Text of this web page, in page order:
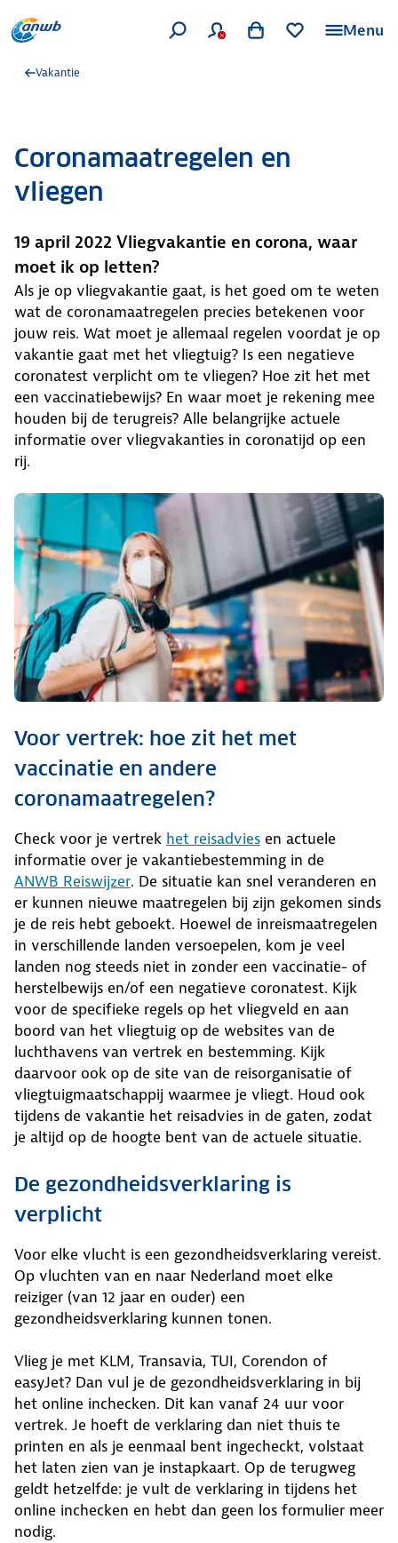
Menu
Vakantie
Coronamaatregelen en
vliegen
19 april 2022 Vliegvakantie en corona, waar
moet ik op letten?
Als je op vliegvakantie gaat, is het goed om te weten
wat de coronamaatregelen precies betekenen voor
jouw reis. Wat moet je allemaal regelen voordat je op
vakantie gaat met het vliegtuig? Is een negatieve
coronatest verplicht om te vliegen? Hoe zit het met
een vaccinatiebewijs? En waar moet je rekening mee
houden bij de terugreis? Alle belangrijke actuele
informatie over vliegvakanties in coronatijd op een
rij.
Voor vertrek: hoe zit het met
vaccinatie en andere
coronamaatregelen?
Check voor je vertrek het reisadvies en actuele
informatie over je vakantiebestemming in de
ANWB Reiswijzer. De situatie kan snel veranderen en
er kunnen nieuwe maatregelen bij zijn gekomen sinds
je de reis hebt geboekt. Hoewel de inreismaatregelen
in verschillende landen versoepelen, kom je veel
landen nog steeds niet in zonder een vaccinatie- of
herstelbewijs en/of een negatieve coronatest. Kijk
voor de specifieke regels op het vliegveld en aan
boord van het vliegtuig op de websites van de
luchthavens van vertrek en bestemming. Kijk
daarvoor ook op de site van de reisorganisatie of
vliegtuigmaatschappij waarmee je vliegt. Houd ook
tijdens de vakantie het reisadvies in de gaten, zodat
je altijd op de hoogte bent van de actuele situatie.
De gezondheidsverklaring is
verplicht
Voor elke vlucht is een gezondheidsverklaring vereist.
Op vluchten van en naar Nederland moet elke
reiziger (van 12 jaar en ouder) een
gezondheidsverklaring kunnen tonen.
Vlieg je met KLM, Transavia, TUI, Corendon of
easyJet? Dan vul je de gezondheidsverklaring in bij
het online inchecken. Dit kan vanaf 24 uur voor
vertrek. Je hoeft de verklaring dan niet thuis te
printen en als je eenmaal bent ingecheckt, volstaat
het laten zien van je instapkaart. Op de terugweg
geldt hetzelfde: je vult de verklaring in tijdens het
online inchecken en hebt dan geen los formulier meer
nodig.